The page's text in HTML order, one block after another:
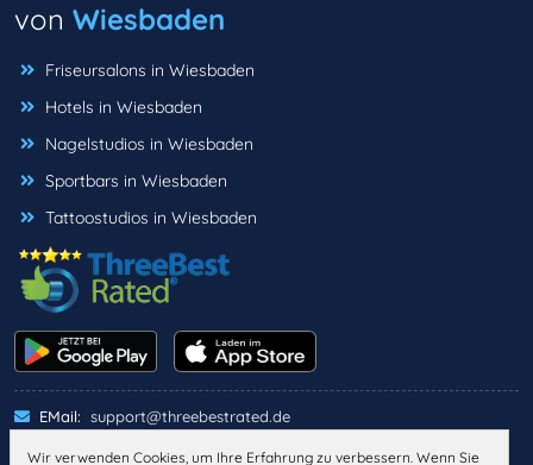
von Wiesbaden
Friseursalons in Wiesbaden
Hotels in Wiesbaden
Nagelstudios in Wiesbaden
Sportbars in Wiesbaden
Tattoostudios in Wiesbaden
EMail: support@threebestrated.de
Wir verwenden Cookies, um Ihre Erfahrung zu verbessern. Wenn Sie